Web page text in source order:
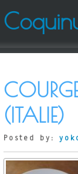
(ITALIE)
Posted by: